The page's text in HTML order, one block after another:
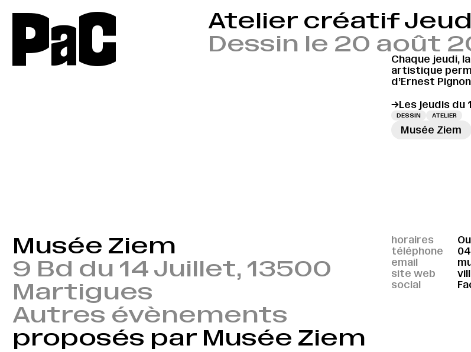
PaC
Atelier créatif
Dessin le 20 août
Chaque jeudi,
artistique
d’Ernest
→Les jeudis du
DESSIN ATELIER
Musée Ziem
Musée Ziem
9 Bd du 14 Juillet, 13500
Martigues
horaires
téléphone
email
site web
social
Autres évènements
proposés par Musée Ziem